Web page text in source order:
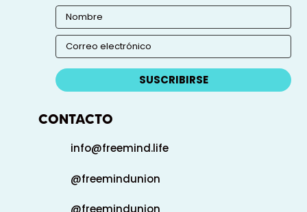
SUSCRIBIRSE
CONTACTO
info@freemind.life
@freemindunion
@freemindunion